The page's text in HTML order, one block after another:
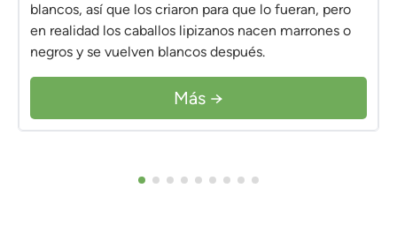
blancos, así que los criaron para que lo fueran, pero
en realidad los caballos lipizanos nacen marrones o
negros y se vuelven blancos después.
Más →